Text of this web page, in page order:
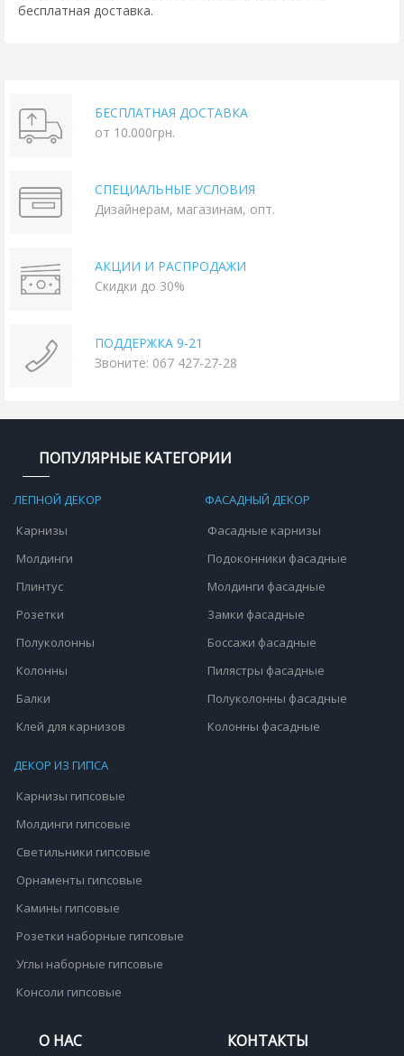
бесплатная доставка.
БЕСПЛАТНАЯ ДОСТАВКА
от 10.000грн.
СПЕЦИАЛЬНЫЕ УСЛОВИЯ
Дизайнерам, магазинам, опт.
АКЦИИ И РАСПРОДАЖИ
Скидки до 30%
ПОДДЕРЖКА 9-21
Звоните: 067 427-27-28
ПОПУЛЯРНЫЕ КАТЕГОРИИ
ЛЕПНОЙ ДЕКОР
Карнизы
Молдинги
Плинтус
Розетки
Полуколонны
Колонны
Балки
Клей для карнизов
ФАСАДНЫЙ ДЕКОР
Фасадные карнизы
Подоконники фасадные
Молдинги фасадные
Замки фасадные
Боссажи фасадные
Пилястры фасадные
Полуколонны фасадные
Колонны фасадные
ДЕКОР ИЗ ГИПСА
Карнизы гипсовые
Молдинги гипсовые
Светильники гипсовые
Орнаменты гипсовые
Камины гипсовые
Розетки наборные гипсовые
Углы наборные гипсовые
Консоли гипсовые
О НАС КОНТАКТЫ